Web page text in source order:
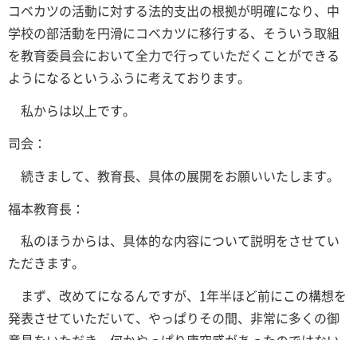
コベカツの活動に対する法的支出の根拠が明確になり、中
学校の部活動を円滑にコベカツに移行する、そういう取組
を教育委員会において全力で行っていただくことができる
ようになるというふうに考えております。
私からは以上です。
司会：
続きまして、教育長、具体の展開をお願いいたします。
福本教育長：
私のほうからは、具体的な内容について説明をさせてい
ただきます。
まず、改めてになるんですが、1年半ほど前にこの構想を
発表させていただいて、やっぱりその間、非常に多くの御